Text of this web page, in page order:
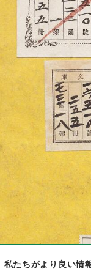
私たちがより良い情